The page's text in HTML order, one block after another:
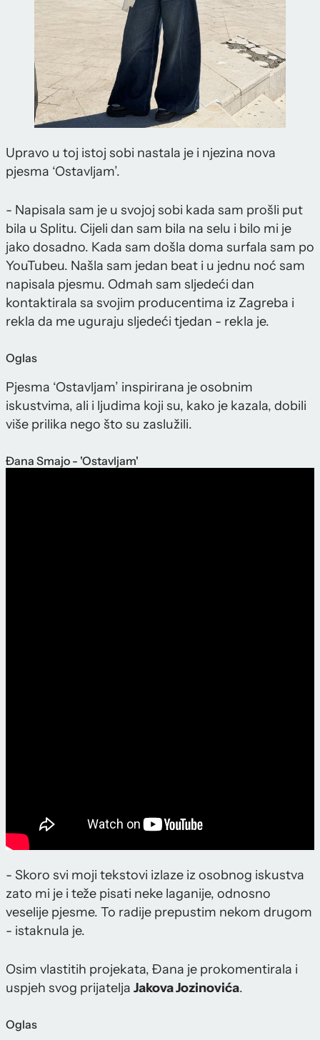
Upravo u toj istoj sobi nastala je i njezina nova
pjesma ‘Ostavljam’.
- Napisala sam je u svojoj sobi kada sam prošli put
bila u Splitu. Cijeli dan sam bila na selu i bilo mi je
jako dosadno. Kada sam došla doma surfala sam po
YouTubeu. Našla sam jedan beat i u jednu noć sam
napisala pjesmu. Odmah sam sljedeći dan
kontaktirala sa svojim producentima iz Zagreba i
rekla da me uguraju sljedeći tjedan - rekla je.
Oglas
Pjesma ‘Ostavljam’ inspirirana je osobnim
iskustvima, ali i ljudima koji su, kako je kazala, dobili
više prilika nego što su zaslužili.
Đana Smajo - 'Ostavljam'
- Skoro svi moji tekstovi izlaze iz osobnog iskustva
zato mi je i teže pisati neke laganije, odnosno
veselije pjesme. To radije prepustim nekom drugom
- istaknula je.
Osim vlastitih projekata, Đana je prokomentirala i
uspjeh svog prijatelja Jakova Jozinovića.
Oglas